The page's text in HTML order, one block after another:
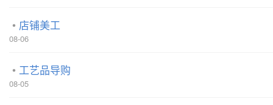
店铺美工
08-06
工艺品导购
08-05